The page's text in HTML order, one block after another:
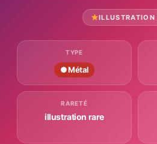
ILLUSTRATION
TYPE
● Métal
RARETÉ
illustration rare